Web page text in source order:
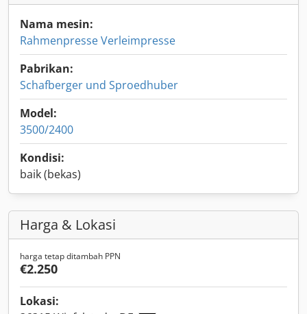
Nama mesin:
Rahmenpresse Verleimpresse
Pabrikan:
Schafberger und Sproedhuber
Model:
3500/2400
Kondisi:
baik (bekas)
Harga & Lokasi
harga tetap ditambah PPN
€2.250
Lokasi: